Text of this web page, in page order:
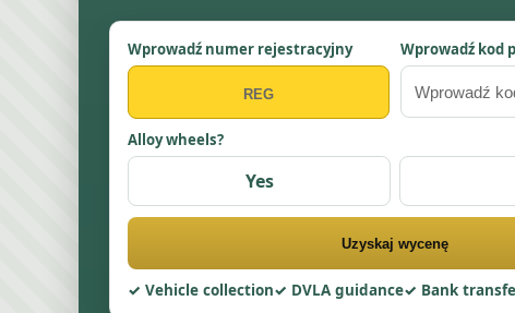
Wprowadź numer rejestracyjny Wprowadź kod
Alloy wheels?
Yes
Uzyskaj wycenę
Vehicle collection DVLA guidance Bank